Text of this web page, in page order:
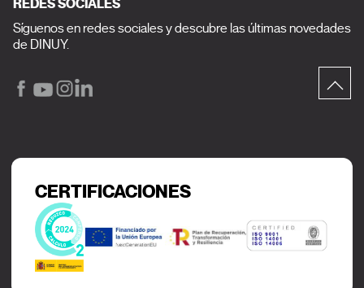
REDES SOCIALES
Síguenos en redes sociales y descubre las últimas novedades
de DINUY.
CERTIFICACIONES